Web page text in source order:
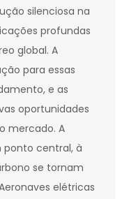
silenciosa na
profundas
global. A
para essas
e as
oportunidades
mercado. A
central, à
se tornam
elétricas